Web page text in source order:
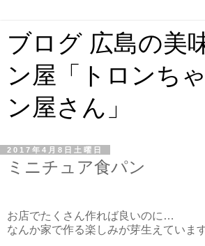
ブログ 広島の美
ン屋「トロンち
ン屋さん」
2017年4月8日土曜日
ミニチュア食パン
お店でたくさん作れば良いのに…
なんか家で作る楽しみが芽生えていま